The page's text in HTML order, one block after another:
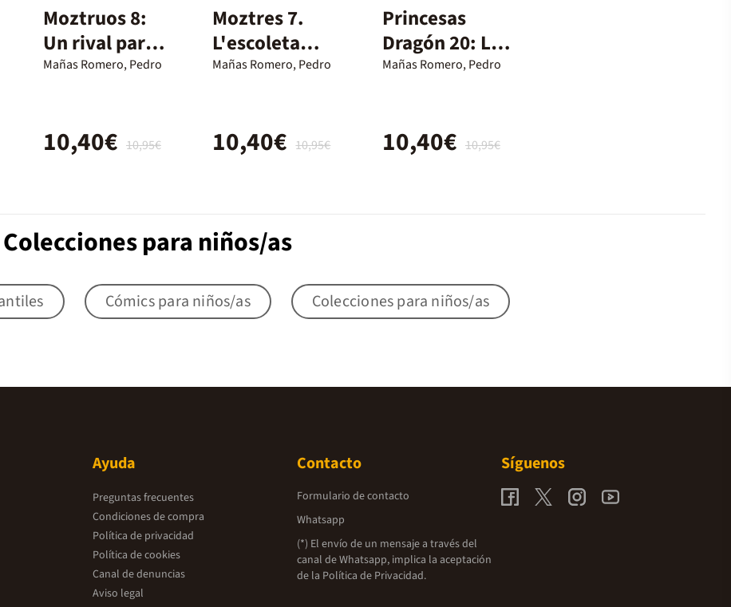
Moztruos 8:
Un rival para
Franny
Mañas Romero, Pedro
10,95€
10,40€
Moztres 7.
L'escoleta
peluda
Mañas Romero, Pedro
10,95€
10,40€
Princesas
Dragón 20: La
dulce
Mañas Romero, Pedro
10,95€
10,40€
para niños/as
Cómics para niños/as Colecciones para niños/as
Ayuda
Preguntas frecuentes
Condiciones de compra
Política de privacidad
Política de cookies
Canal de denuncias
Aviso legal
Contacto
Formulario de contacto
Whatsapp
(*) El envío de un mensaje a través del
canal de Whatsapp, implica la aceptación
de la Política de Privacidad.
Síguenos